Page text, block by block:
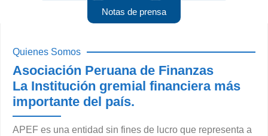
Notas de prensa
Quienes Somos
Asociación Peruana de Finanzas
La Institución gremial financiera más
importante del país.
APEF es una entidad sin fines de lucro que representa a